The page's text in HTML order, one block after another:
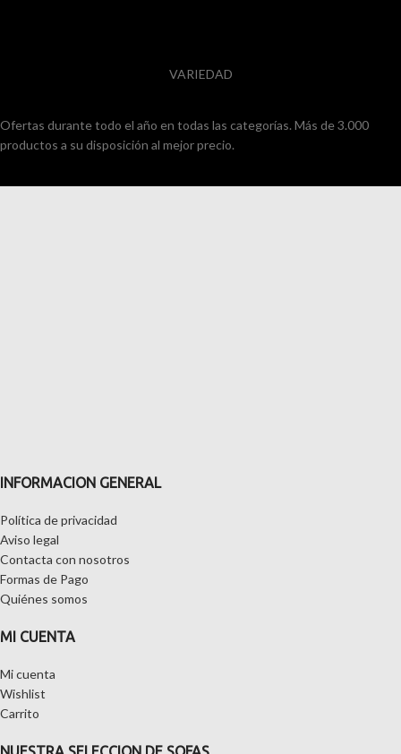
VARIEDAD
Ofertas durante todo el año en todas las categorías. Más de 3.000
productos a su disposición al mejor precio.
INFORMACION GENERAL
Política de privacidad
Aviso legal
Contacta con nosotros
Formas de Pago
Quiénes somos
MI CUENTA
Mi cuenta
Wishlist
Carrito